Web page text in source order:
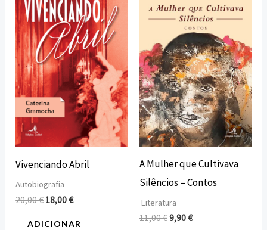
Vivenciando Abril
Autobiografia
20,00€
preço
original
era:
20,00 €.
18,00€
preço
atual
é:
18,00 €.
ADICIONAR
A Mulher que Cultivava
Silêncios – Contos
Literatura
11,00€
preço
original
era:
11,00 €.
9,90€
preço
atual
é:
9,90 €.